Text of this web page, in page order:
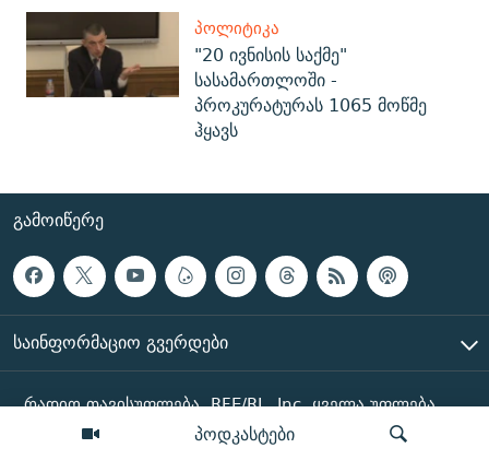
პოდკასტები
ᲞᲝᲚᲘᲢᲘᲙᲐ
"20 ივნისის საქმე"
სასამართლოში -
პროკურატურას 1065 მოწმე
ჰყავს
ᲒᲐᲛᲝᲘᲬᲔᲠᲔ
ᲡᲐᲘᲜᲤᲝᲠᲛᲐᲪᲘᲝ ᲒᲕᲔᲠᲓᲔᲑᲘ
რადიო თავისუფლება, RFE/RL, Inc. ყველა უფლება
დაცულია